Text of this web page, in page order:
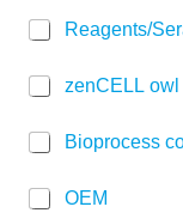
e
Reagents/
zenCELL owl
Bioprocess
OEM